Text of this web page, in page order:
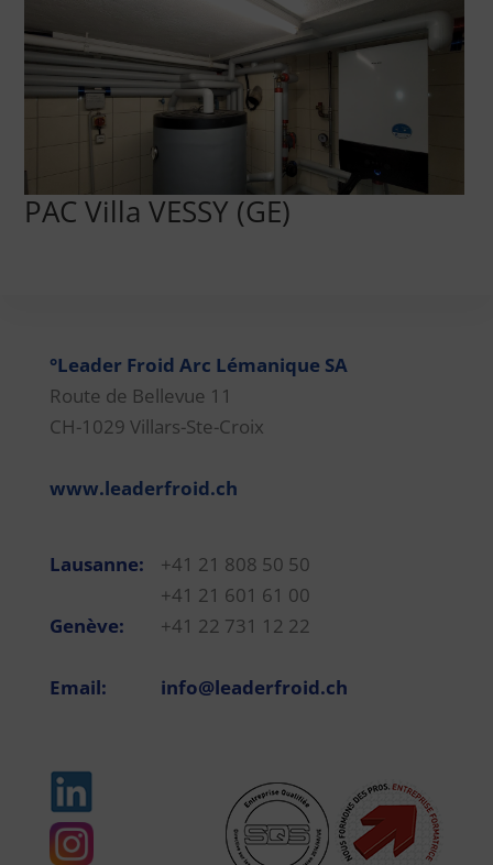
PAC Villa VESSY (GE)
°Leader Froid Arc Lémanique SA
Route de Bellevue 11
CH-1029 Villars-Ste-Croix
www.leaderfroid.ch
Lausanne:
+41 21 808 50 50
+41 21 601 61 00
Genève:
+41 22 731 12 22
Email: info@leaderfroid.ch